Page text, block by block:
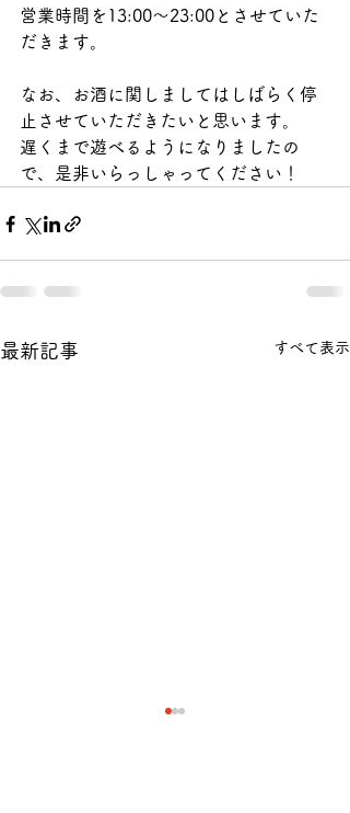
営業時間を13:00〜23:00とさせていた
だきます。
なお、お酒に関しましてはしばらく停
止させていただきたいと思います。
遅くまで遊べるようになりましたの
で、是非いらっしゃってください！
最新記事 すべて表示